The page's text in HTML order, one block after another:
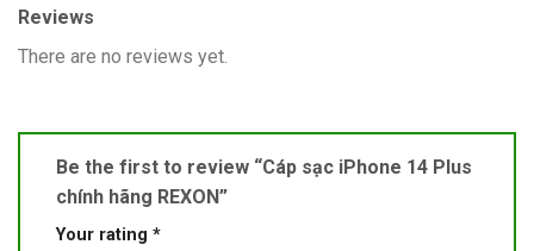
Reviews
There are no reviews yet.
Be the first to review “Cáp sạc iPhone 14 Plus
chính hãng REXON”
Your rating *